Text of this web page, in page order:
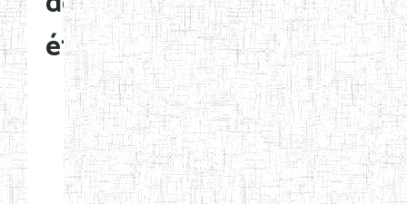
établissements
Etablissements
d'enseignement
normal